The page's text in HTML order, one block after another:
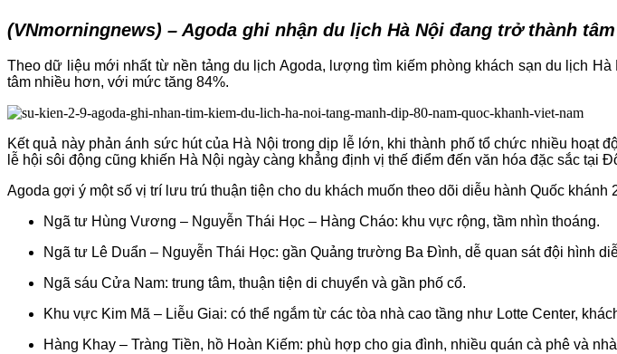
(VNmorningnews) – Agoda ghi nhận du lịch Hà Nội đang trở thành
Theo dữ liệu mới nhất từ nền tảng du lịch Agoda, lượng tìm kiếm phòng khách sạn du lịch
tâm nhiều hơn, với mức tăng 84%.
Kết quả này phản ánh sức hút của Hà Nội trong dịp lễ lớn, khi thành phố tổ chức nhiều hoạt
lễ hội sôi động cũng khiến Hà Nội ngày càng khẳng định vị thế điểm đến văn hóa đặc sắc tại
Agoda gợi ý một số vị trí lưu trú thuận tiện cho du khách muốn theo dõi diễu hành Quốc khánh
Ngã tư Hùng Vương – Nguyễn Thái Học – Hàng Cháo: khu vực rộng, tầm nhìn thoáng.
Ngã tư Lê Duẩn – Nguyễn Thái Học: gần Quảng trường Ba Đình, dễ quan sát đội hình
Ngã sáu Cửa Nam: trung tâm, thuận tiện di chuyển và gần phố cổ.
Khu vực Kim Mã – Liễu Giai: có thể ngắm từ các tòa nhà cao tầng như Lotte Center,
Hàng Khay – Tràng Tiền, hồ Hoàn Kiếm: phù hợp cho gia đình, nhiều quán cà phê và